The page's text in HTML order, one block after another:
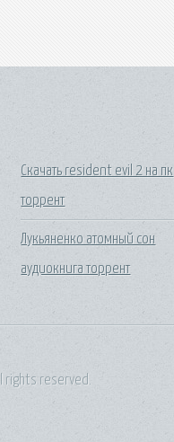
Скачать resident evil 2 на пк
торрент
Лукьяненко атомный сон
аудиокнига торрент
rights reserved.